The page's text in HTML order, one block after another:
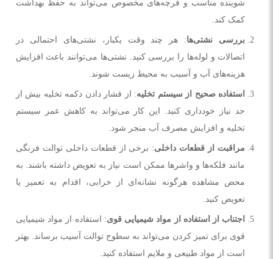
شوینده مناسب و فرچه‌های مخصوص می‌تواند به حفظ بهداشت
کمک کند.
بررسی نشتی‌ها: هر چند وقت یکبار، نشتی‌های احتمالی در
اتصالات و لوله‌ها را بررسی کنید. نشتی‌ها می‌توانند باعث افزایش
هزینه‌های آب و آسیب به محیط زیست شوند.
استفاده صحیح از سیستم تخلیه: از فشار دادن دکمه تخلیه بیش از
حد نیاز خودداری کنید. این کار می‌تواند به کاهش عمر سیستم
تخلیه و افزایش مصرف آب منجر شود.
مراقبت از قطعات داخلی: برخی از قطعات داخلی توالت فرنگی
مانند فلکه‌ها و واشرها ممکن است نیاز به تعویض داشته باشند. به
محض مشاهده هرگونه نشانه‌ای از خرابی، اقدام به تعمیر یا
تعویض کنید.
اجتناب از استفاده از مواد شیمیایی قوی: استفاده از مواد شیمیایی
قوی برای تمیز کردن می‌تواند به سطوح توالت آسیب برساند. بهتر
است از مواد طبیعی و ملایم استفاده کنید.